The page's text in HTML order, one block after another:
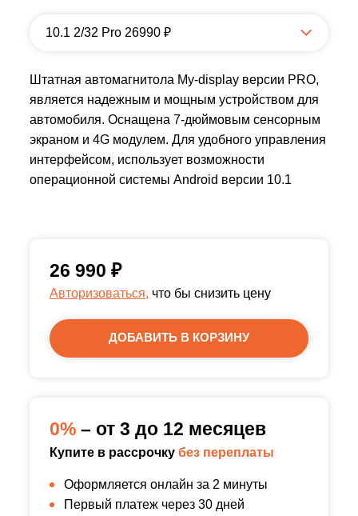
10.1 2/32 Pro 26990 ₽
Штатная автомагнитола My-display версии PRO,
является надежным и мощным устройством для
автомобиля. Оснащена 7-дюймовым сенсорным
экраном и 4G модулем. Для удобного управления
интерфейсом, использует возможности
операционной системы Android версии 10.1
26 990 ₽
Авторизоваться, что бы снизить цену
ДОБАВИТЬ В КОРЗИНУ
0% – от 3 до 12 месяцев
Купите в рассрочку без переплаты
Оформляется онлайн за 2 минуты
Первый платеж через 30 дней